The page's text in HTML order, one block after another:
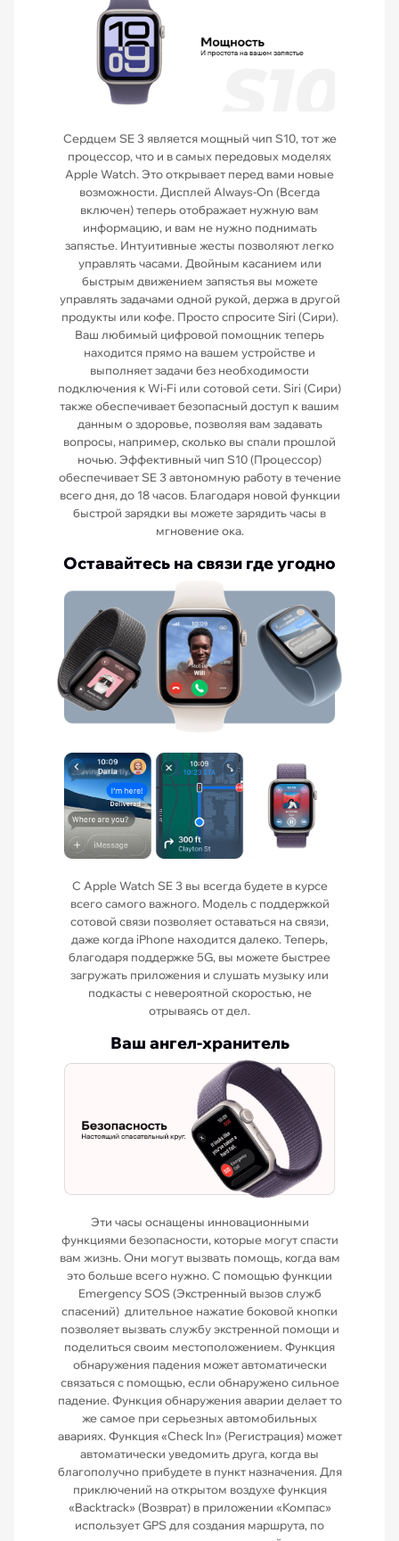
Сердцем SE 3 является мощный чип S10, тот же
процессор, что и в самых передовых моделях
Apple Watch. Это открывает перед вами новые
возможности. Дисплей Always-On (Всегда
включен) теперь отображает нужную вам
информацию, и вам не нужно поднимать
запястье. Интуитивные жесты позволяют легко
управлять часами. Двойным касанием или
быстрым движением запястья вы можете
управлять задачами одной рукой, держа в другой
продукты или кофе. Просто спросите Siri (Сири).
Ваш любимый цифровой помощник теперь
находится прямо на вашем устройстве и
выполняет задачи без необходимости
подключения к Wi-Fi или сотовой сети. Siri (Сири)
также обеспечивает безопасный доступ к вашим
данным о здоровье, позволяя вам задавать
вопросы, например, сколько вы спали прошлой
ночью. Эффективный чип S10 (Процессор)
обеспечивает SE 3 автономную работу в течение
всего дня, до 18 часов. Благодаря новой функции
быстрой зарядки вы можете зарядить часы в
мгновение ока.
Оставайтесь на связи где угодно
С Apple Watch SE 3 вы всегда будете в курсе
всего самого важного. Модель с поддержкой
сотовой связи позволяет оставаться на связи,
даже когда iPhone находится далеко. Теперь,
благодаря поддержке 5G, вы можете быстрее
загружать приложения и слушать музыку или
подкасты с невероятной скоростью, не
отрываясь от дел.
Ваш ангел-хранитель
Эти часы оснащены инновационными
функциями безопасности, которые могут спасти
вам жизнь. Они могут вызвать помощь, когда вам
это больше всего нужно. С помощью функции
Emergency SOS (Экстренный вызов служб
спасений) длительное нажатие боковой кнопки
позволяет вызвать службу экстренной помощи и
поделиться своим местоположением. Функция
обнаружения падения может автоматически
связаться с помощью, если обнаружено сильное
падение. Функция обнаружения аварии делает то
же самое при серьезных автомобильных
авариях. Функция «Check In» (Регистрация) может
автоматически уведомить друга, когда вы
благополучно прибудете в пункт назначения. Для
приключений на открытом воздухе функция
«Backtrack» (Возврат) в приложении «Компас»
использует GPS для создания маршрута, по